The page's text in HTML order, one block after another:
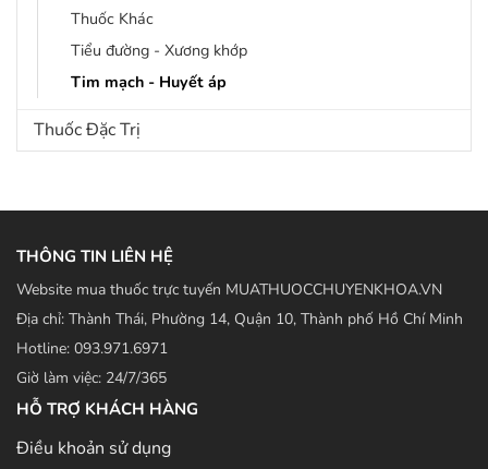
Thuốc Khác
Tiểu đường - Xương khớp
Tim mạch - Huyết áp
Thuốc Đặc Trị
THÔNG TIN LIÊN HỆ
Website mua thuốc trực tuyến MUATHUOCCHUYENKHOA.VN
Địa chỉ: Thành Thái, Phường 14, Quận 10, Thành phố Hồ Chí Minh
Hotline: 093.971.6971
Giờ làm việc: 24/7/365
HỖ TRỢ KHÁCH HÀNG
Điều khoản sử dụng